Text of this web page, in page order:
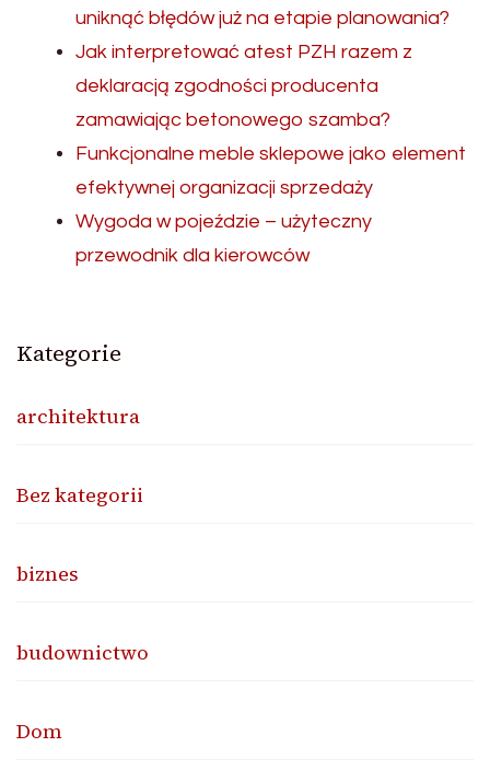
uniknąć błędów już na etapie planowania?
Jak interpretować atest PZH razem z
deklaracją zgodności producenta
zamawiając betonowego szamba?
Funkcjonalne meble sklepowe jako element
efektywnej organizacji sprzedaży
Wygoda w pojeździe – użyteczny
przewodnik dla kierowców
Kategorie
architektura
Bez kategorii
biznes
budownictwo
Dom